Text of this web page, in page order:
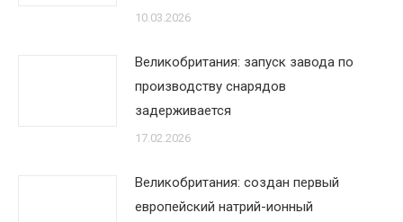
10.03.2026
Великобритания: запуск завода по
производству снарядов
задерживается
17.02.2026
Великобритания: создан первый
европейский натрий-ионный